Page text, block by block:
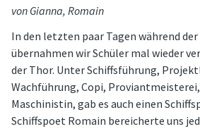
von Gianna, Romain
In den letzten paar Tagen während
übernahmen wir Schüler mal wieder
der Thor. Unter Schiffsführung,
Wachführung, Copi,
Maschinistin, gab es auch einen
Schiffspoet Romain bereicherte uns